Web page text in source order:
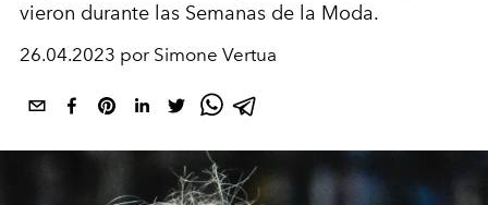
vieron durante las Semanas de la Moda.
26.04.2023 por Simone Vertua